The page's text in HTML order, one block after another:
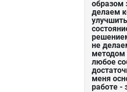
образом
делаем
не
методом
любое
меня
работе -